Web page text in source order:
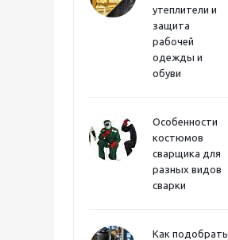
утеплители и
защита
рабочей
одежды и
обуви
Особенности
костюмов
сварщика для
разных видов
сварки
Как подобрать